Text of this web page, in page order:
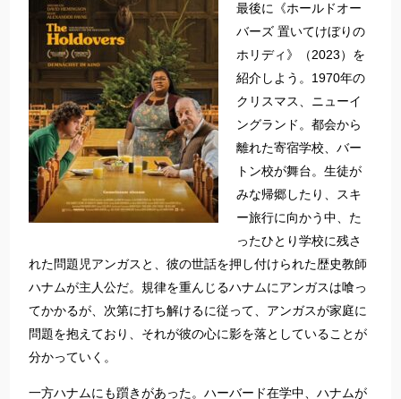
最後に《ホールドオー
バーズ 置いてけぼりの
ホリディ》（2023）を
紹介しよう。1970年の
クリスマス、ニューイ
ングランド。都会から
離れた寄宿学校、バー
トン校が舞台。生徒が
みな帰郷したり、スキ
ー旅行に向かう中、た
ったひとり学校に残さ
れた問題児アンガスと、彼の世話を押し付けられた歴史教師
ハナムが主人公だ。規律を重んじるハナムにアンガスは喰っ
てかかるが、次第に打ち解けるに従って、アンガスが家庭に
問題を抱えており、それが彼の心に影を落としていることが
分かっていく。
一方ハナムにも躓きがあった。ハーバード在学中、ハナムが